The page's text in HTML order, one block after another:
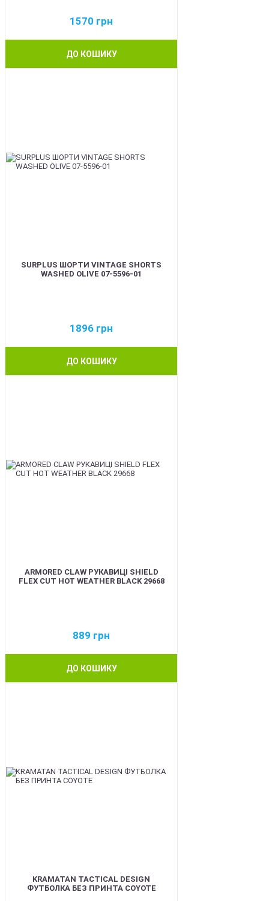
1570 грн
ДО КОШИКУ
SURPLUS ШОРТИ VINTAGE SHORTS
WASHED OLIVE 07-5596-01
1896 грн
ДО КОШИКУ
ARMORED CLAW РУКАВИЦІ SHIELD
FLEX CUT HOT WEATHER BLACK 29668
889 грн
ДО КОШИКУ
KRAMATAN TACTICAL DESIGN
ФУТБОЛКА БЕЗ ПРИНТА COYOTE